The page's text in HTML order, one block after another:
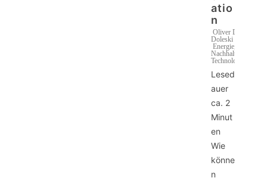
atio
n
Oliver D.
Doleski
Energie
Nachhaltigkeit
Technologien
Lesed
auer
ca. 2
Minut
en
Wie
könne
n